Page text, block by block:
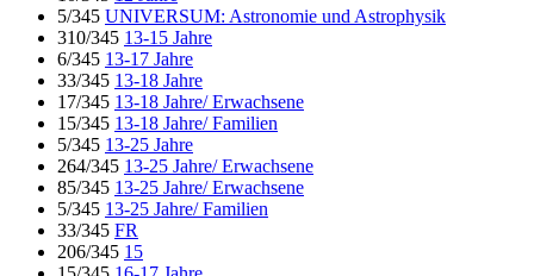
5/345 UNIVERSUM: Astronomie und Astrophysik
310/345 13-15 Jahre
6/345 13-17 Jahre
33/345 13-18 Jahre
17/345 13-18 Jahre/ Erwachsene
15/345 13-18 Jahre/ Familien
5/345 13-25 Jahre
264/345 13-25 Jahre/ Erwachsene
85/345 13-25 Jahre/ Erwachsene
5/345 13-25 Jahre/ Familien
33/345 FR
206/345 15